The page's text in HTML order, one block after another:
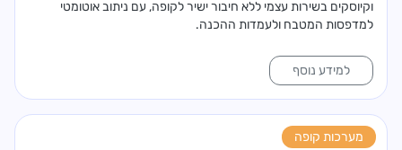
וקיוסקים בשירות עצמי ללא חיבור ישיר לקופה, עם ניתוב אוטומטי
למדפסות המטבח ולעמדות ההכנה.
למידע נוסף
מערכות קופה